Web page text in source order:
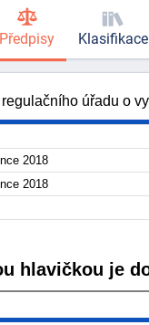
úřadu o
2018
2018
hlavičkou je
Předpisy Klasifikace